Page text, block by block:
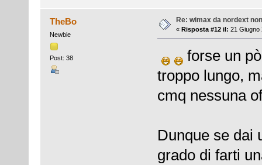
TheBo
Newbie
Post: 38
Re: wimax da nordext
« Risposta #12 il: 21 Giugno
forse un
troppo lungo,
cmq nessuna
Dunque se dai
grado di farti